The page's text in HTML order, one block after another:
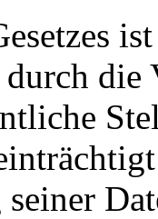
durch